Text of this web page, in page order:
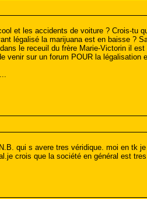
et les accidents de voiture ? Crois-tu
légalisé la marijuana est en baisse ?
le receuil du frère Marie-Victorin il
sur un forum POUR la
qui s avere tres véridique. moi en tk
crois que la société en général est